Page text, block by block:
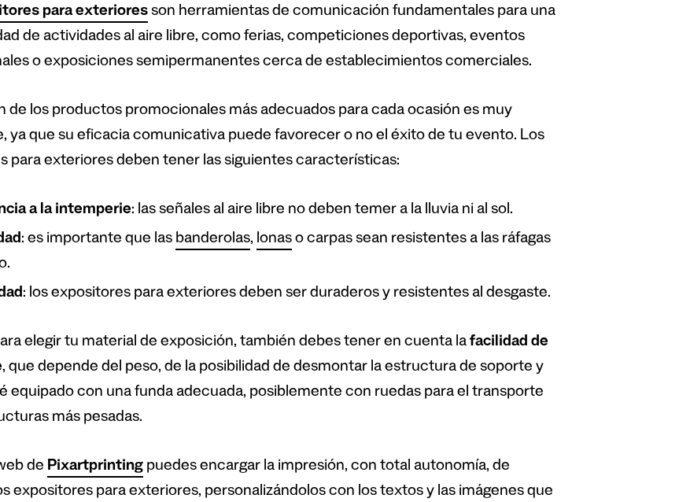
para exterioresson herramientas de comunicación fundamentales para una
de actividades al aire libre, como ferias, competiciones deportivas, eventos
o exposiciones semipermanentes cerca de establecimientos comerciales.
de los productos promocionales más adecuados para cada ocasión es muy
ya que su eficacia comunicativa puede favorecer o no el éxito de tu evento. Los
para exteriores deben tener las siguientes características:
a la intemperie: las señales al aire libre no deben temer a la lluvia ni al sol.
: es importante que las banderolas, lonaso carpas sean resistentes a las ráfagas
: los expositores para exteriores deben ser duraderos y resistentes al desgaste.
elegir tu material de exposición, también debes tener en cuenta lafacilidad de
, que depende del peso, de la posibilidad de desmontar la estructura de soporte y
equipado con una funda adecuada, posiblemente con ruedas para el transporte
más pesadas.
de Pixartprintingpuedes encargar la impresión, con total autonomía, de
expositores para exteriores, personalizándolos con los textos y las imágenes que